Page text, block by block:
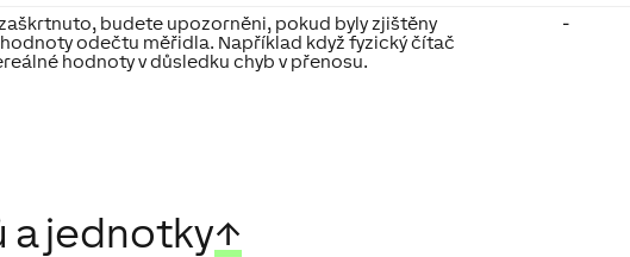
budete upozorněni, pokud byly zjištěny
odečtu měřidla. Například když fyzický čítač
hodnoty v důsledku chyb v přenosu.
-
a jednotky↑